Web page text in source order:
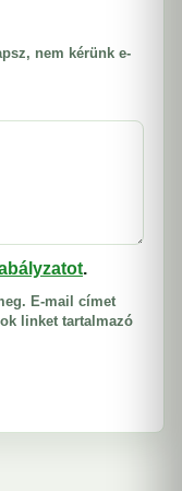
nem kérünk e-
.
E-mail címet
linket tartalmazó